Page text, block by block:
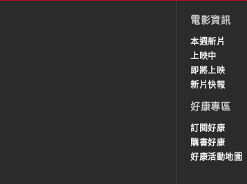
電影資訊
本週新片
上映中
即將上映
新片快報
好康專區
訂閱好康
購書好康
好康活動地圖